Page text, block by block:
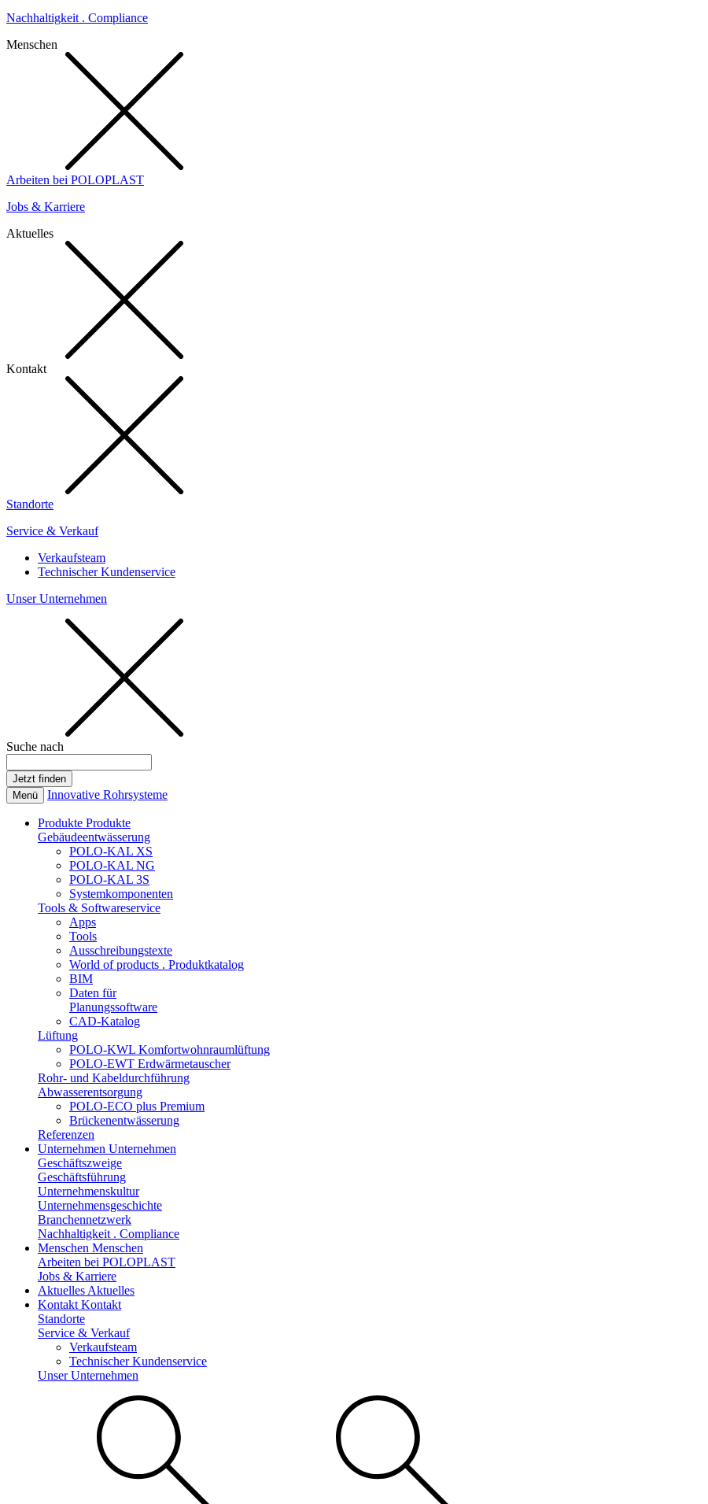
Nachhaltigkeit . Compliance
Menschen
Arbeiten bei POLOPLAST
Jobs & Karriere
Aktuelles
Kontakt
Standorte
Service & Verkauf
Verkaufsteam
Technischer Kundenservice
Unser Unternehmen
Suche nach
Menü Innovative Rohrsysteme
Produkte Produkte
Gebäudeentwässerung
POLO-KAL XS
POLO-KAL NG
POLO-KAL 3S
Systemkomponenten
Tools & Softwareservice
Apps
Tools
Ausschreibungstexte
World of products . Produktkatalog
BIM
Daten für
Planungssoftware
CAD-Katalog
Lüftung
POLO-KWL Komfortwohnraumlüftung
POLO-EWT Erdwärmetauscher
Rohr- und Kabeldurchführung
Abwasserentsorgung
POLO-ECO plus Premium
Brückenentwässerung
Referenzen
Unternehmen Unternehmen
Geschäftszweige
Geschäftsführung
Unternehmenskultur
Unternehmensgeschichte
Branchennetzwerk
Nachhaltigkeit . Compliance
Menschen Menschen
Arbeiten bei POLOPLAST
Jobs & Karriere
Aktuelles Aktuelles
Kontakt Kontakt
Standorte
Service & Verkauf
Verkaufsteam
Technischer Kundenservice
Unser Unternehmen